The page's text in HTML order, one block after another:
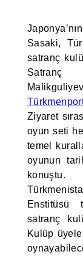
Sasaki,
satranç
Satranç
Ziyaret
oyun seti
temel
oyunun
konuştu.
Enstitüsü
satranç
Kulüp